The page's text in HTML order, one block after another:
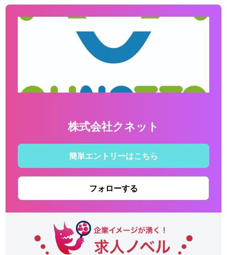
株式会社クネット
簡単エントリーはこちら
フォローする